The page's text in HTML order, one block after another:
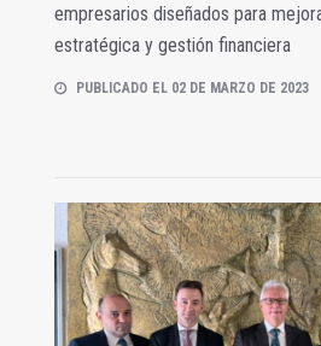
empresarios diseñados para
estratégica y gestión financiera
PUBLICADO EL 02 DE MARZO DE 2023